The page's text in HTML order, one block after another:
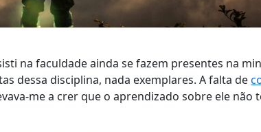
na faculdade ainda se fazem presentes na
dessa disciplina, nada exemplares. A falta de
me a crer que o aprendizado sobre ele não